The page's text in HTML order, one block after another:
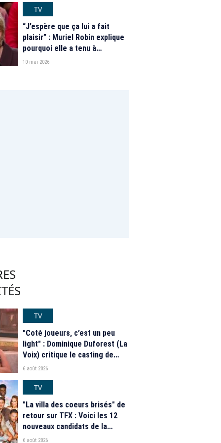
TV
“J’espère que ça lui a fait
plaisir” : Muriel Robin explique
pourquoi elle a tenu à
mentionner Pierre Palmade
10 mai 2026
TV
"Coté joueurs, c’est un peu
light" : Dominique Duforest (La
Voix) critique le casting de
"Secret Story" 2026
6 août 2026
TV
"La villa des coeurs brisés" de
retour sur TFX : Voici les 12
nouveaux candidats de la
saison 2026
6 août 2026